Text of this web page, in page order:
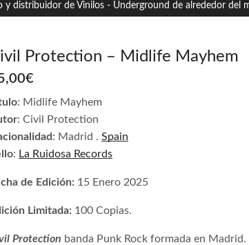
y distribuidor de Vinilos - Underground de alrededor del
Protection – Midlife Mayhem
€
: Midlife Mayhem
: Civil Protection
: Madrid . Spain
: La Ruidosa Records
de Edición: 15 Enero 2025
Limitada: 100 Copias.
Protection banda Punk Rock formada en Madrid.